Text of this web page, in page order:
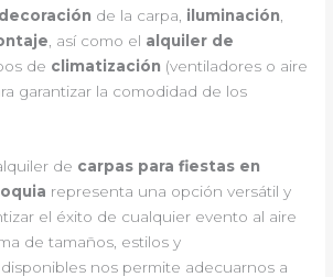
decoración de la carpa, iluminación
, así como el alquiler de
de climatización (ventiladores o aire
garantizar la comodidad de los
de carpas para fiestas en
representa una opción versátil y
el éxito de cualquier evento al aire
de tamaños, estilos y
nos permite adecuarnos a